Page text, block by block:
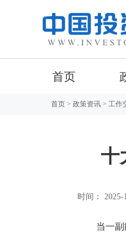
首页
首页 > 政策资讯 > 工作
十
时间：
当一